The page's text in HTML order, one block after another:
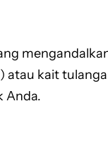
kait
Anda.